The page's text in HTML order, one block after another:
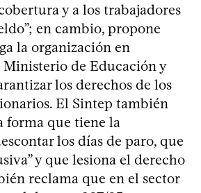
y a los trabajadores
en cambio, propone
la organización en
de Educación y
los derechos de los
El Sintep también
forma que tiene la
los días de paro, que
y que lesiona el derecho
reclama que en el sector